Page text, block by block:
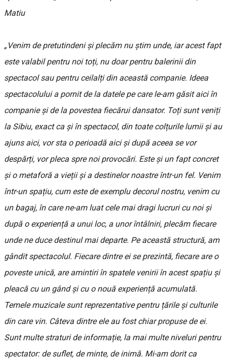
Matiu
„Venim de pretutindeni și plecăm nu știm unde, iar acest fapt
este valabil pentru noi toți, nu doar pentru balerinii din
spectacol sau pentru ceilalți din această companie. Ideea
spectacolului a pornit de la datele pe care le-am găsit aici în
companie și de la povestea fiecărui dansator. Toți sunt veniți
la Sibiu, exact ca și în spectacol, din toate colțurile lumii și au
ajuns aici, vor sta o perioadă aici și după aceea se vor
despărți, vor pleca spre noi provocări. Este și un fapt concret
și o metaforă a vieții și a destinelor noastre într-un fel. Venim
într-un spațiu, cum este de exemplu decorul nostru, venim cu
un bagaj, în care ne-am luat cele mai dragi lucruri cu noi și
după o experiență a unui loc, a unor întâlniri, plecăm fiecare
unde ne duce destinul mai departe. Pe această structură, am
gândit spectacolul. Fiecare dintre ei se prezintă, fiecare are o
poveste unică, are amintiri în spatele venirii în acest spațiu și
pleacă cu un gând și cu o nouă experiență acumulată.
Temele muzicale sunt reprezentative pentru țările și culturile
din care vin. Câteva dintre ele au fost chiar propuse de ei.
Sunt multe straturi de informație, la mai multe niveluri pentru
spectator: de suflet, de minte, de inimă. Mi-am dorit ca